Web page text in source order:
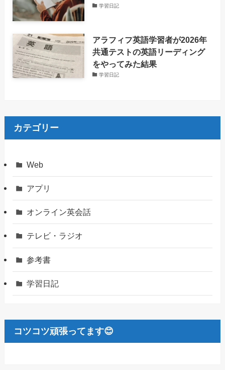
学習日記
アラフィフ英語学習者が2026年
共通テストの英語リーディング
をやってみた結果
学習日記
カテゴリー
Web
アプリ
オンライン英会話
テレビ・ラジオ
参考書
学習日記
コツコツ頑張ってます😊